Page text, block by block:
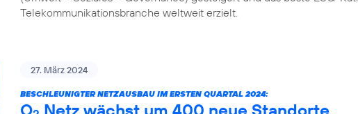
Telekommunikationsbranche weltweit erzielt.
27. März 2024
BESCHLEUNIGTER NETZAUSBAU IM ERSTEN QUARTAL 2024:
O Netz wächst um 400 neue Standorte